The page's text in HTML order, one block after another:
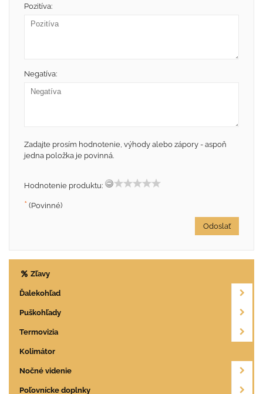
Pozitíva:
Negatíva:
Zadajte prosím hodnotenie, výhody alebo zápory - aspoň
jedna položka je povinná.
Hodnotenie produktu:
* (Povinné)
Odoslať
Zľavy
Ďalekohľad
Puškohľady
Termovizia
Kolimátor
Nočné videnie
Poľovnícke doplnky